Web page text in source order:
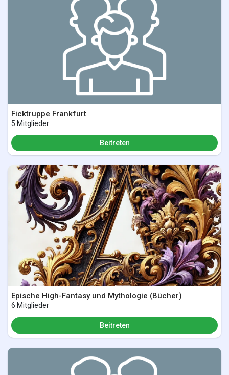
Ficktruppe Frankfurt
5 Mitglieder
Beitreten
Epische High-Fantasy und Mythologie (Bücher)
6 Mitglieder
Beitreten